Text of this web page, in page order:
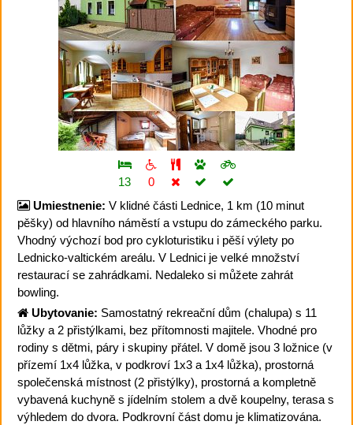
13
0
Umiestnenie: V klidné části Lednice, 1 km (10 minut
pěšky) od hlavního náměstí a vstupu do zámeckého parku.
Vhodný výchozí bod pro cykloturistiku i pěší výlety po
Lednicko-valtickém areálu. V Lednici je velké množství
restaurací se zahrádkami. Nedaleko si můžete zahrát
bowling.
Ubytovanie: Samostatný rekreační dům (chalupa) s 11
lůžky a 2 přistýlkami, bez přítomnosti majitele. Vhodné pro
rodiny s dětmi, páry i skupiny přátel. V domě jsou 3 ložnice (v
přízemí 1x4 lůžka, v podkroví 1x3 a 1x4 lůžka), prostorná
společenská místnost (2 přistýlky), prostorná a kompletně
vybavená kuchyně s jídelním stolem a dvě koupelny, terasa s
výhledem do dvora. Podkrovní část domu je klimatizována.